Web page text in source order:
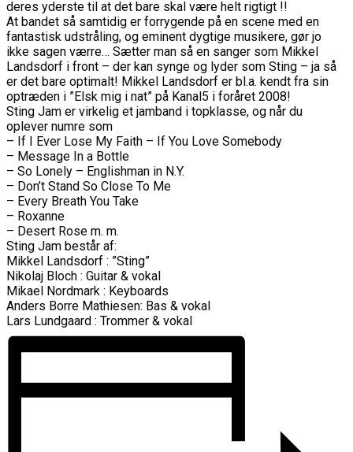
deres yderste til at det bare skal være helt rigtigt !!
At bandet så samtidig er forrygende på en scene med en
fantastisk udstråling, og eminent dygtige musikere, gør jo
ikke sagen værre… Sætter man så en sanger som Mikkel
Landsdorf i front – der kan synge og lyder som Sting – ja så
er det bare optimalt! Mikkel Landsdorf er bl.a. kendt fra sin
optræden i ”Elsk mig i nat” på Kanal5 i foråret 2008!
Sting Jam er virkelig et jamband i topklasse, og når du
oplever numre som
– If I Ever Lose My Faith – If You Love Somebody
– Message In a Bottle
– So Lonely – Englishman in N.Y.
– Don’t Stand So Close To Me
– Every Breath You Take
– Roxanne
– Desert Rose m. m.
Sting Jam består af:
Mikkel Landsdorf : ”Sting”
Nikolaj Bloch : Guitar & vokal
Mikael Nordmark : Keyboards
Anders Borre Mathiesen: Bas & vokal
Lars Lundgaard : Trommer & vokal